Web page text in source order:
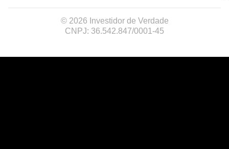
© 2026 Investidor de Verdade
CNPJ: 36.542.847/0001-45